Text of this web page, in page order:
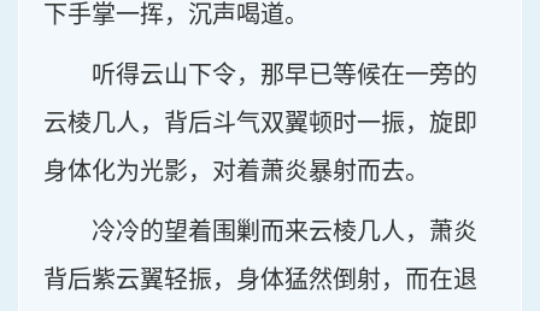
下手掌一挥，沉声喝道。
听得云山下令，那早已等候在一旁的
云棱几人，背后斗气双翼顿时一振，旋即
身体化为光影，对着萧炎暴射而去。
冷冷的望着围剿而来云棱几人，萧炎
背后紫云翼轻振，身体猛然倒射，而在退